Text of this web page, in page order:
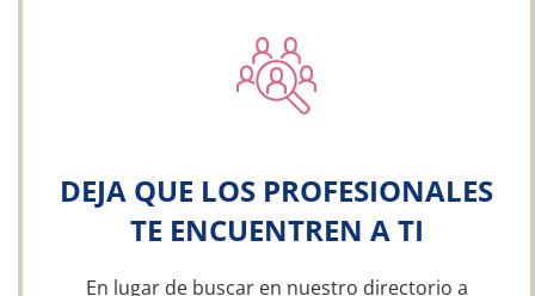
DEJA QUE LOS PROFESIONALES
TE ENCUENTREN A TI
En lugar de buscar en nuestro directorio a